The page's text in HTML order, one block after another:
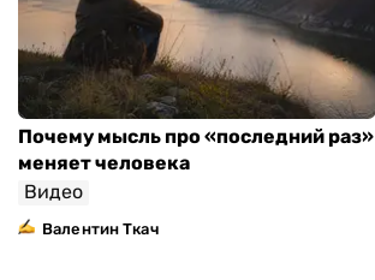
Почему мысль про «последний раз»
меняет человека
Видео
Валентин Ткач